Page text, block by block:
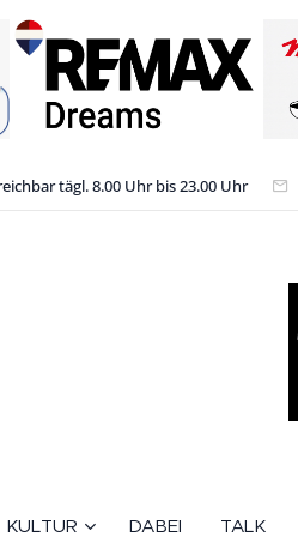
tägl. 8.00 Uhr bis 23.00 Uhr
KULTUR DABEI TALK